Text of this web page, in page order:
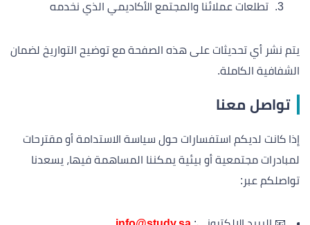
تطلعات عملائنا والمجتمع الأكاديمي الذي نخدمه
يتم نشر أي تحديثات على هذه الصفحة مع توضيح التواريخ لضمان
الشفافية الكاملة.
تواصل معنا
إذا كانت لديكم استفسارات حول سياسة الاستدامة أو مقترحات
لمبادرات مجتمعية أو بيئية يمكننا المساهمة فيها، يسعدنا
تواصلكم عبر: